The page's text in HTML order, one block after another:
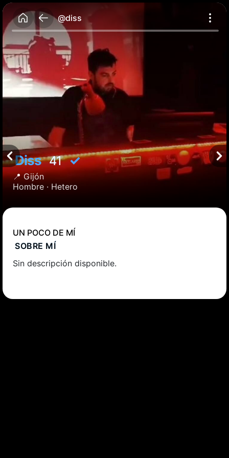
@diss
Diss41✓
📍Gijón
Hombre · Hetero
UN POCO DE MÍ
SOBRE MÍ
Sin descripción disponible.